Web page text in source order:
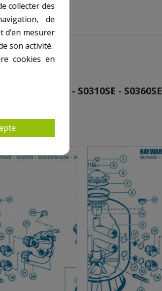
S0244-S0246 - S0310SE - S0360SE
collecter des
de
mesurer
son activité.
cookies en